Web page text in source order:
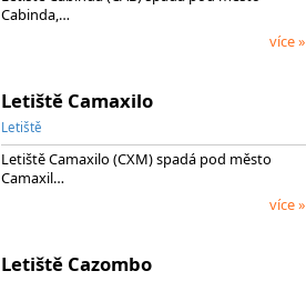
Cabinda,…
více »
Letiště Camaxilo
Letiště
Letiště Camaxilo (CXM) spadá pod město
Camaxil…
více »
Letiště Cazombo